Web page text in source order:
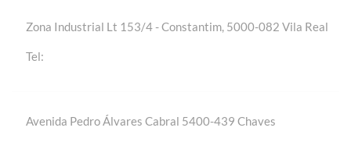
Zona Industrial Lt 153/4 - Constantim, 5000-082 Vila Real
Tel:
Avenida Pedro Álvares Cabral 5400-439 Chaves